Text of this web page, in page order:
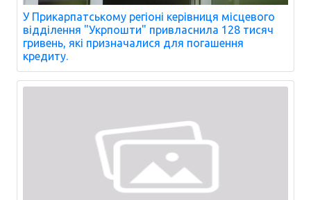
У Прикарпатському регіоні керівниця місцевого
відділення "Укрпошти" привласнила 128 тисяч
гривень, які призначалися для погашення
кредиту.